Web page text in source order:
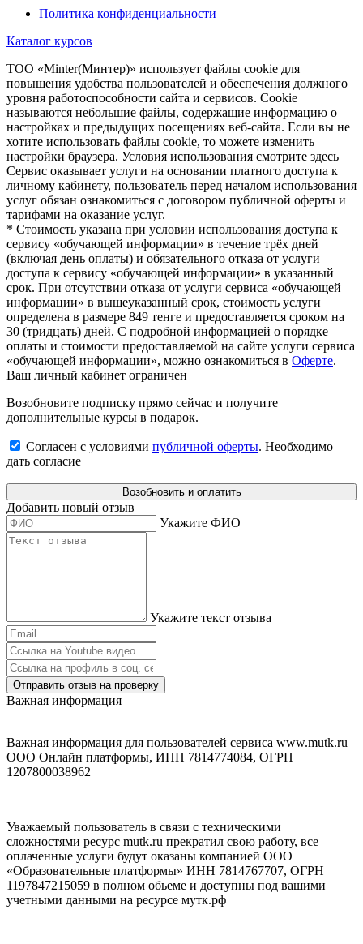
Политика конфиденциальности
Каталог курсов
TOO «Minter(Минтер)» использует файлы cookie для
повышения удобства пользователей и обеспечения должного
уровня работоспособности сайта и сервисов. Cookie
называются небольшие файлы, содержащие информацию о
настройках и предыдущих посещениях веб-сайта. Если вы не
хотите использовать файлы cookie, то можете изменить
настройки браузера. Условия использования смотрите здесь
Сервис оказывает услуги на основании платного доступа к
личному кабинету, пользователь перед началом использования
услуг обязан ознакомиться с договором публичной оферты и
тарифами на оказание услуг.
* Стоимость указана при условии использования доступа к
сервису «обучающей информации» в течение трёх дней
(включая день оплаты) и обязательного отказа от услуги
доступа к сервису «обучающей информации» в указанный
срок. При отсутствии отказа от услуги сервиса «обучающей
информации» в вышеуказанный срок, стоимость услуги
определена в размере 849 тенге и предоставляется сроком на
30 (тридцать) дней. С подробной информацией о порядке
оплаты и стоимости предоставляемой на сайте услуги сервиса
«обучающей информации», можно ознакомиться в Оферте.
Ваш личный кабинет ограничен
Возобновите подписку прямо сейчас и получите
дополнительные курсы в подарок.
Согласен с условиями публичной оферты. Необходимо
дать согласие
Возобновить и оплатить
Добавить новый отзыв
Укажите ФИО
Укажите текст отзыва
Отправить отзыв на проверку
Важная информация
Важная информация для пользователей сервиса www.mutk.ru
ООО Онлайн платформы, ИНН 7814774084, ОГРН
1207800038962
Уважаемый пользователь в связи с техническими
сложностями ресурс mutk.ru прекратил свою работу, все
оплаченные услуги будут оказаны компанией ООО
«Образовательные платформы» ИНН 7814767707, ОГРН
1197847215059 в полном обьеме и доступны под вашими
учетными данными на ресурсе мутк.рф